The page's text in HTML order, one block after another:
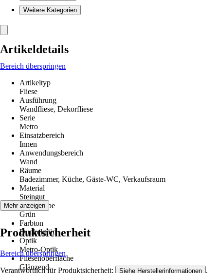
Weitere Kategorien
Artikeldetails
Bereich überspringen
Artikeltyp
Fliese
Ausführung
Wandfliese, Dekorfliese
Serie
Metro
Einsatzbereich
Innen
Anwendungsbereich
Wand
Räume
Badezimmer, Küche, Gäste-WC, Verkaufsraum
Material
Steingut
Grundfarbe
Grün
Farbton
Dunkelgrün
Optik
Metro-Optik
Fliesenoberfläche
Glänzend
Mehr anzeigen
Produktsicherheit
Bereich überspringen
Verantwortlich für Produktsicherheit: Siehe Herstellerinformationen .